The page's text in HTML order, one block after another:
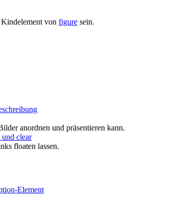
von figure sein.
anordnen und präsentieren kann.
clear
floaten lassen.
Element